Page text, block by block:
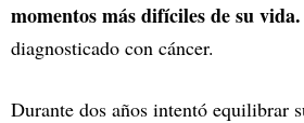
momentos más difíciles de su vida.
diagnosticado con cáncer.
Durante dos años intentó equilibrar